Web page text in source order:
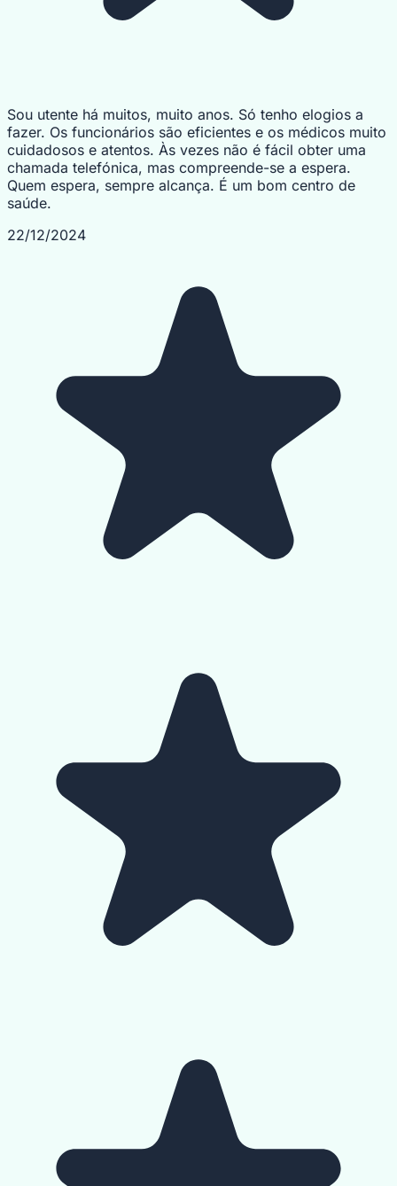
Sou utente há muitos, muito anos. Só tenho elogios a
fazer. Os funcionários são eficientes e os médicos muito
cuidadosos e atentos. Às vezes não é fácil obter uma
chamada telefónica, mas compreende-se a espera.
Quem espera, sempre alcança. É um bom centro de
saúde.
22/12/2024